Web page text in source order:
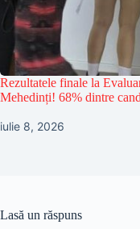
Rezultatele finale la
Mehedinți! 68% dintre
iulie 8, 2026
Lasă un răspuns